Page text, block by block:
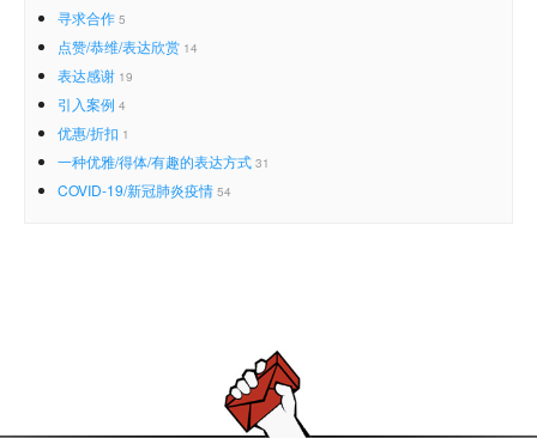
寻求合作 5
点赞/恭维/表达欣赏 14
表达感谢 19
引入案例 4
优惠/折扣 1
一种优雅/得体/有趣的表达方式 31
COVID-19/新冠肺炎疫情 54